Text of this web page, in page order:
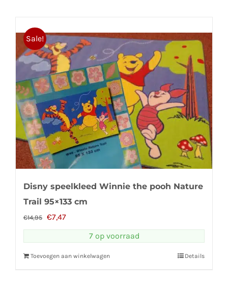
Sale!
Disny speelkleed Winnie the pooh Nature
Trail 95×133 cm
€14,95 Oorspronkelijke
prijs
was:
€14,95.
€7,47Huidige
prijs
is:
€7,47.
7 op voorraad
Toevoegen aan winkelwagen Details